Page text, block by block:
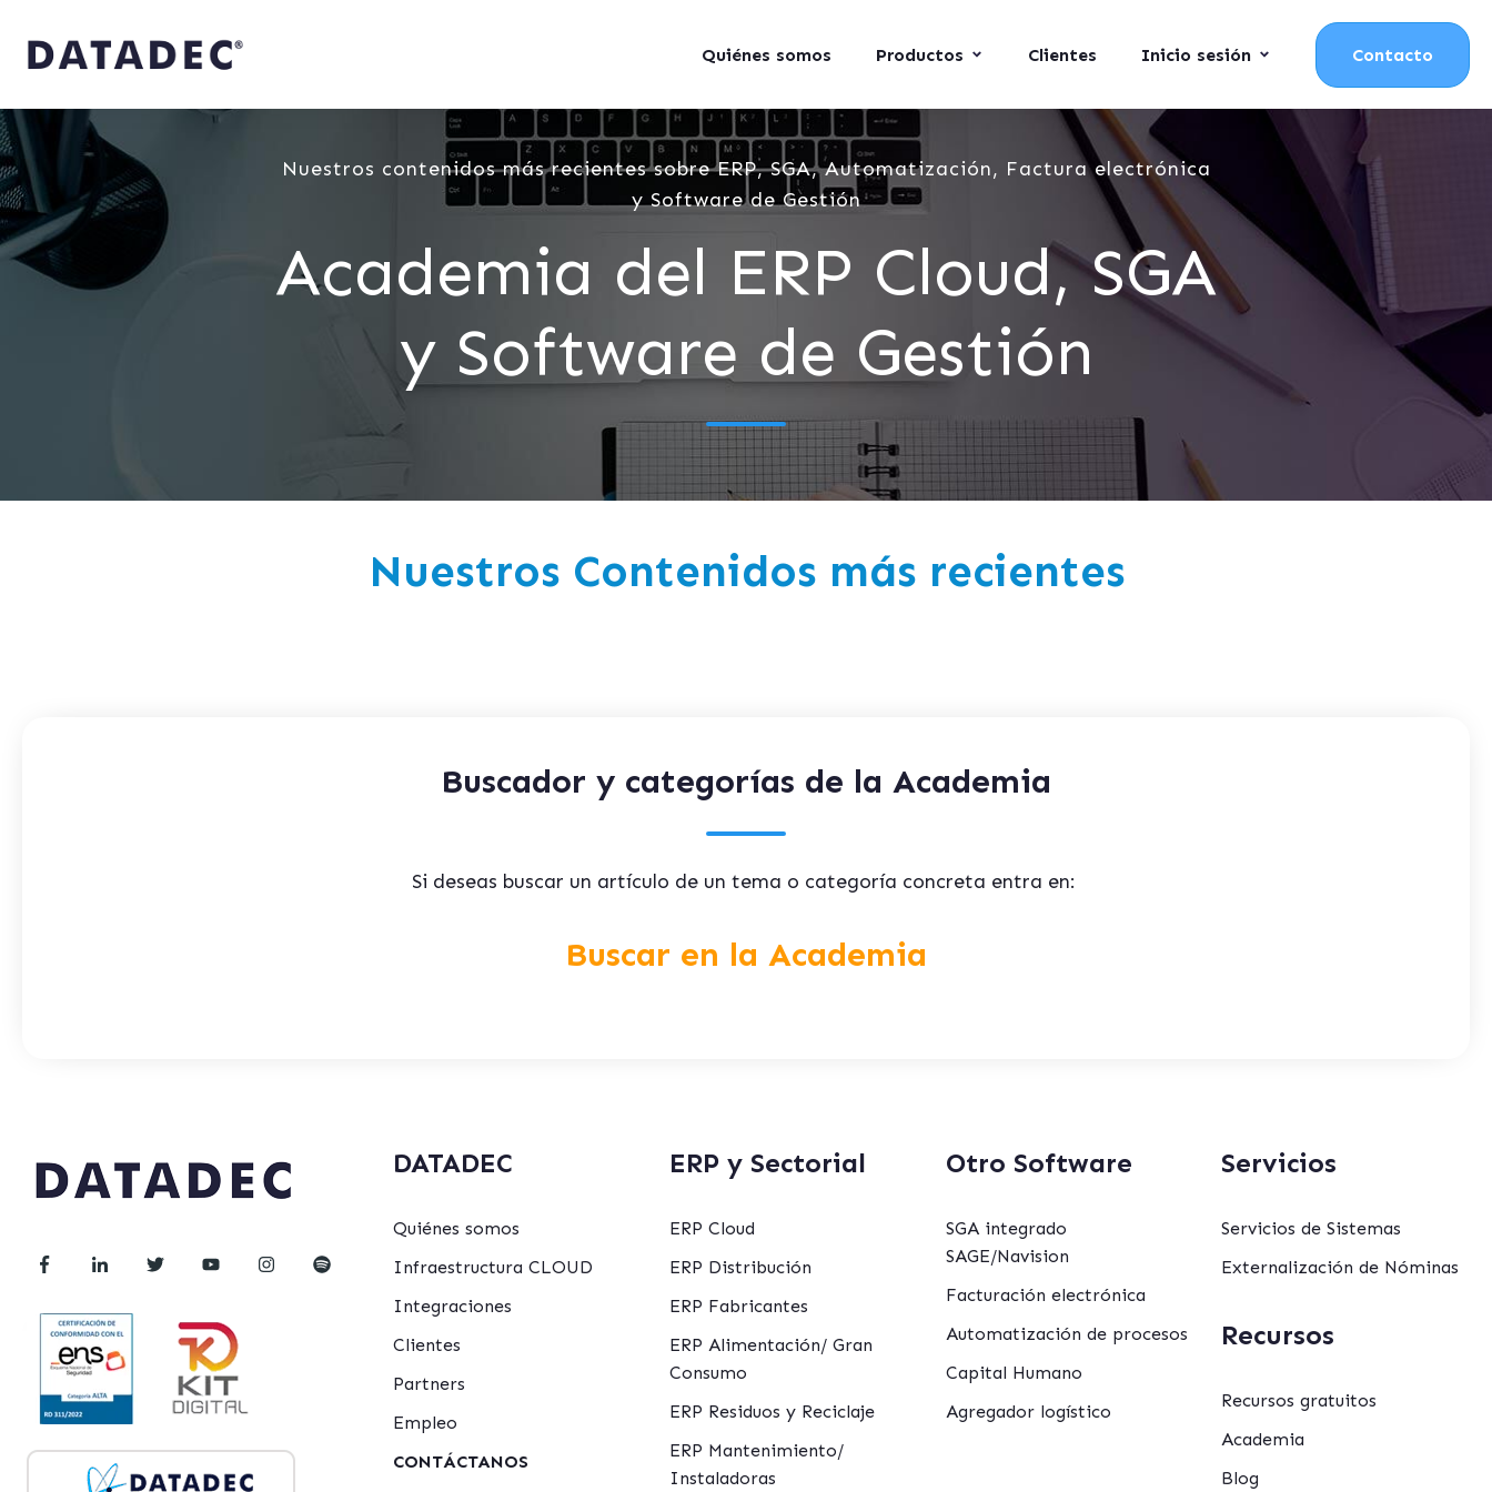
Quiénes somos Productos Clientes Inicio sesión Contacto
Nuestros contenidos más recientes sobre ERP, SGA, Automatización, Factura electrónica
y Software de Gestión
Academia del ERP Cloud, SGA
y Software de Gestión
Nuestros Contenidos más recientes
Buscador y categorías de la Academia
Si deseas buscar un artículo de un tema o categoría concreta entra en:
Buscar en la Academia
DATADEC
Quiénes somos
Infraestructura CLOUD
Integraciones
Clientes
Partners
Empleo
CONTÁCTANOS
ERP y Sectorial
ERP Cloud
ERP Distribución
ERP Fabricantes
ERP Alimentación/ Gran
Consumo
ERP Residuos y Reciclaje
ERP Mantenimiento/
Instaladoras
Otro Software
SGA integrado
SAGE/Navision
Facturación electrónica
Automatización de procesos
Capital Humano
Agregador logístico
Servicios
Servicios de Sistemas
Externalización de Nóminas
Recursos
Recursos gratuitos
Academia
Blog